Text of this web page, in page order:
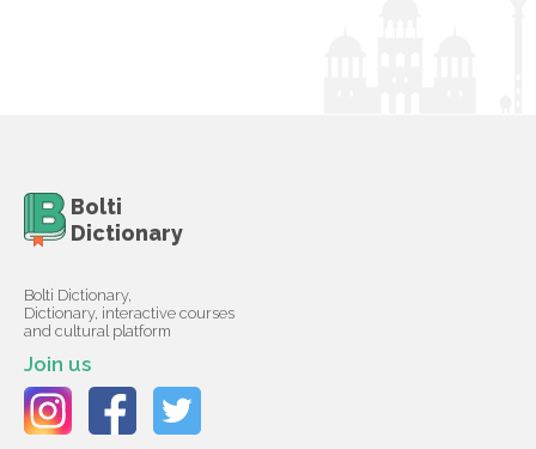
Bolti
Dictionary
Bolti Dictionary,
Dictionary, interactive courses
and cultural platform
Join us